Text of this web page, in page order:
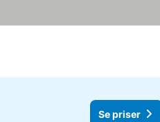
Se priser